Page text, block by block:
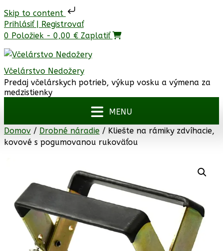
Skip to content
Prejsť
na
Prihlásiť | Registrovať
0 Položiek - 0,00 € Zaplatiť
Včelárstvo Nedožery
Predaj včelárskych potrieb, výkup vosku a výmena za
medzistienky
Domov / Drobné náradie / Kliešte na rámiky zdvíhacie,
kovové s pogumovanou rukoväťou